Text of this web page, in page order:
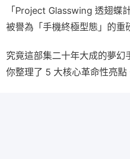
「Project Glasswing 透翅蝶
被譽為「手機終極型態」的重
究竟這部集二十年大成的夢幻
你整理了 5 大核心革命性亮點